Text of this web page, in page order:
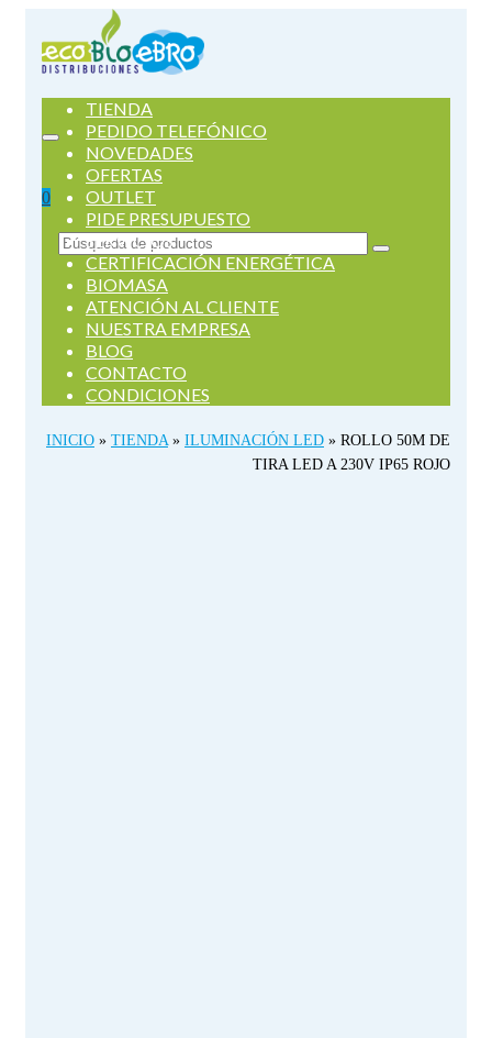
0
Buscar
por:
TIENDA
PEDIDO TELEFÓNICO
NOVEDADES
OFERTAS
OUTLET
PIDE PRESUPUESTO
SERVICIOS
CERTIFICACIÓN ENERGÉTICA
BIOMASA
ATENCIÓN AL CLIENTE
NUESTRA EMPRESA
BLOG
CONTACTO
CONDICIONES
INICIO » TIENDA » ILUMINACIÓN LED » ROLLO 50M DE
TIRA LED A 230V IP65 ROJO